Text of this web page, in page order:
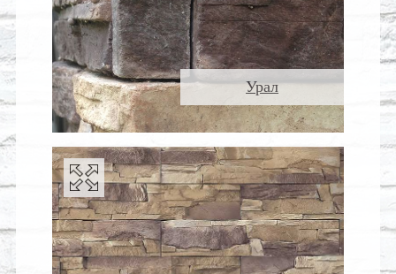
Урал